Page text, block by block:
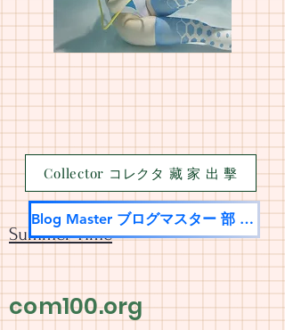
Summer Time
com100.org
Collector コレクタ 藏 家 出 擊
Blog Master ブログマスター 部 落 名 家